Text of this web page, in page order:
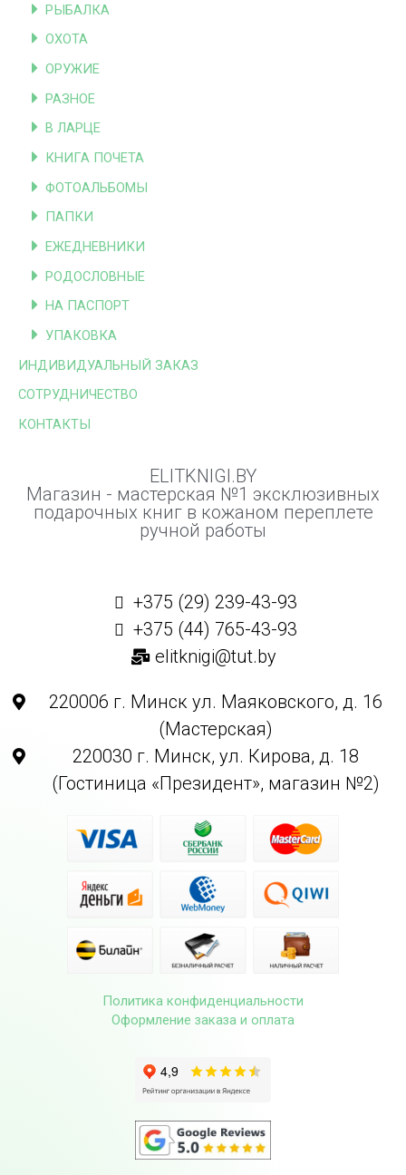
РЫБАЛКА
ОХОТА
ОРУЖИЕ
РАЗНОЕ
В ЛАРЦЕ
КНИГА ПОЧЕТА
ФОТОАЛЬБОМЫ
ПАПКИ
ЕЖЕДНЕВНИКИ
РОДОСЛОВНЫЕ
НА ПАСПОРТ
УПАКОВКА
ИНДИВИДУАЛЬНЫЙ ЗАКАЗ
СОТРУДНИЧЕСТВО
КОНТАКТЫ
ELITKNIGI.BY
Магазин - мастерская №1 эксклюзивных
подарочных книг в кожаном переплете
ручной работы
+375 (29) 239-43-93
+375 (44) 765-43-93
elitknigi@tut.by
220006 г. Минск ул. Маяковского, д. 16
(Мастерская)
220030 г. Минск, ул. Кирова, д. 18
(Гостиница «Президент», магазин №2)
Политика конфиденциальности
Оформление заказа и оплата